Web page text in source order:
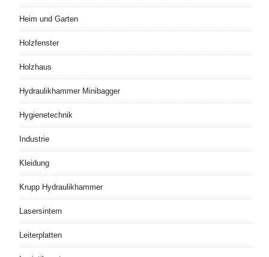
Heim und Garten
Holzfenster
Holzhaus
Hydraulikhammer Minibagger
Hygienetechnik
Industrie
Kleidung
Krupp Hydraulikhammer
Lasersintern
Leiterplatten